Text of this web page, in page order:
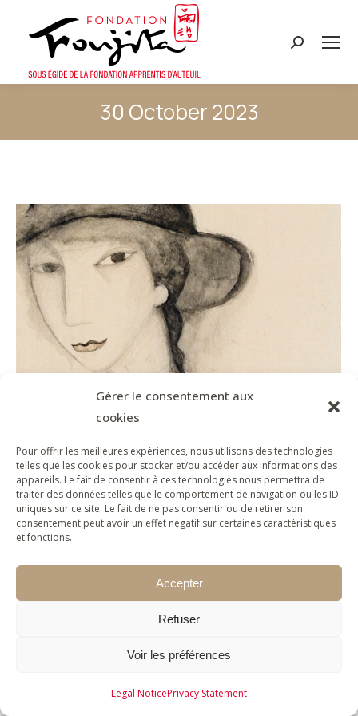
Gérer le consentement aux
cookies
Pour offrir les meilleures expériences, nous utilisons des technologies
telles que les cookies pour stocker et/ou accéder aux informations des
appareils. Le fait de consentir à ces technologies nous permettra de
traiter des données telles que le comportement de navigation ou les ID
uniques sur ce site. Le fait de ne pas consentir ou de retirer son
consentement peut avoir un effet négatif sur certaines caractéristiques
et fonctions.
Accepter
Refuser
Voir les préférences
Legal NoticePrivacy Statement
Search:
30 October 2023
Happy birthday Marie Laurencin
30 October 2023
She is one of the few women artists of the
Parisian avant-garde to have participated
in…
2026 © Fondation Foujita for all the works of Foujita -
all rights reserved - Any reproduction is prohibited
without authorization